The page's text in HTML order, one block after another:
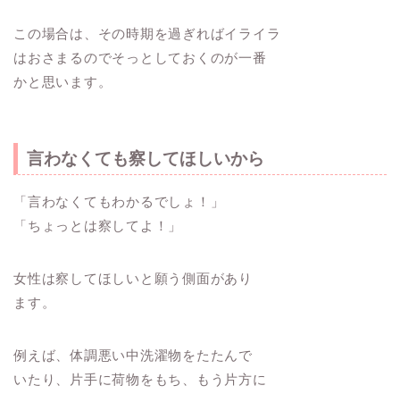
この場合は、その時期を過ぎればイライラ
はおさまるのでそっとしておくのが一番
かと思います。
言わなくても察してほしいから
「言わなくてもわかるでしょ！」
「ちょっとは察してよ！」
女性は察してほしいと願う側面があり
ます。
例えば、体調悪い中洗濯物をたたんで
いたり、片手に荷物をもち、もう片方に